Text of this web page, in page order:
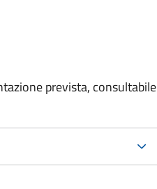
prevista, consultabile